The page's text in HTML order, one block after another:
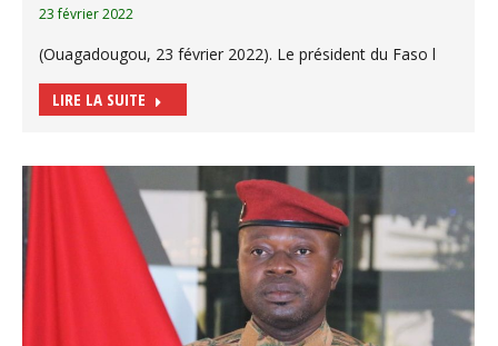
23 février 2022
(Ouagadougou, 23 février 2022). Le président du Faso l
LIRE LA SUITE